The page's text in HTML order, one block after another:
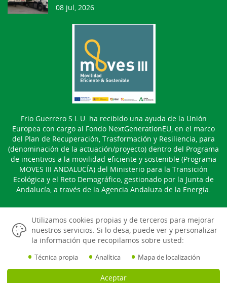
08 jul, 2026
Frio Guerrero S.L.U. ha recibido una ayuda de la Unión
Europea con cargo al Fondo NextGenerationEU, en el marco
del Plan de Recuperación, Trasformación y Resiliencia, para
(denominación de la actuación/proyecto) dentro del Programa
de incentivos a la movilidad eficiente y sostenible (Programa
MOVES III ANDALUCÍA) del Ministerio para la Transición
Ecológica y el Reto Demográfico, gestionado por la Junta de
Andalucía, a través de la Agencia Andaluza de la Energía.
Aviso Legal
Política Cookies
Gestión de las Cookies
Utilizamos cookies propias y de terceros para mejorar
nuestros servicios. Si lo desa, puede ver y personalizar
la información que recopilamos sobre usted:
• Técnica propia • Analítica • Mapa de localización
Aceptar